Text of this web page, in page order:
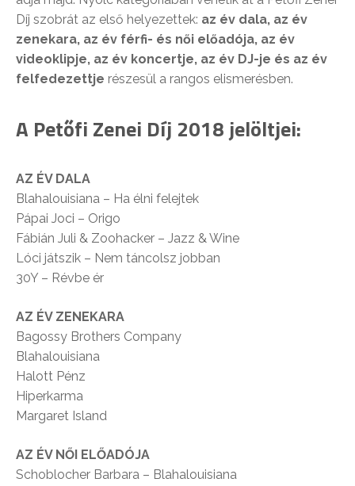
Díj szobrát az első helyezettek: az év dala, az év
zenekara, az év férfi- és női előadója, az év
videoklipje, az év koncertje, az év DJ-je és az év
felfedezettje részesül a rangos elismerésben.
A Petőfi Zenei Díj 2018 jelöltjei:
AZ ÉV DALA
Blahalouisiana – Ha élni felejtek
Pápai Joci – Origo
Fábián Juli & Zoohacker – Jazz & Wine
Lóci játszik – Nem táncolsz jobban
30Y – Révbe ér
AZ ÉV ZENEKARA
Bagossy Brothers Company
Blahalouisiana
Halott Pénz
Hiperkarma
Margaret Island
AZ ÉV NŐI ELŐADÓJA
Schoblocher Barbara – Blahalouisiana